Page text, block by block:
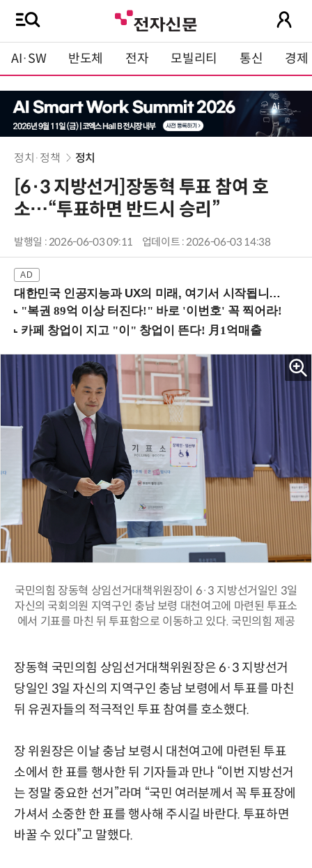
AI·SW 반도체 전자 모빌리티 통신 경제
정치·정책 정치
[6·3 지방선거]장동혁 투표 참여 호
소…“투표하면 반드시 승리”
발행일 : 2026-06-03 09:11 업데이트 : 2026-06-03 14:38
대한민국 인공지능과 UX의 미래, 여기서 시작됩니다! (9/2 강남역)
국민의힘 장동혁 상임선거대책위원장이 6·3 지방선거일인 3일
자신의 국회의원 지역구인 충남 보령 대천여고에 마련된 투표소
에서 기표를 마친 뒤 투표함으로 이동하고 있다. 국민의힘 제공
장동혁 국민의힘 상임선거대책위원장은 6·3 지방선거
당일인 3일 자신의 지역구인 충남 보령에서 투표를 마친
뒤 유권자들의 적극적인 투표 참여를 호소했다.
장 위원장은 이날 충남 보령시 대천여고에 마련된 투표
소에서 한 표를 행사한 뒤 기자들과 만나 “이번 지방선거
는 정말 중요한 선거”라며 “국민 여러분께서 꼭 투표장에
가셔서 소중한 한 표를 행사해 주시길 바란다. 투표하면
바꿀 수 있다”고 말했다.